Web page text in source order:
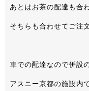
あとはお茶の配達も合
そちらも合わせてご注
車での配達なので併設
アスニー京都の施設内